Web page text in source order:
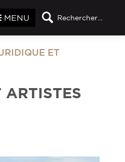
Rechercher...
MENU
ET
cookies